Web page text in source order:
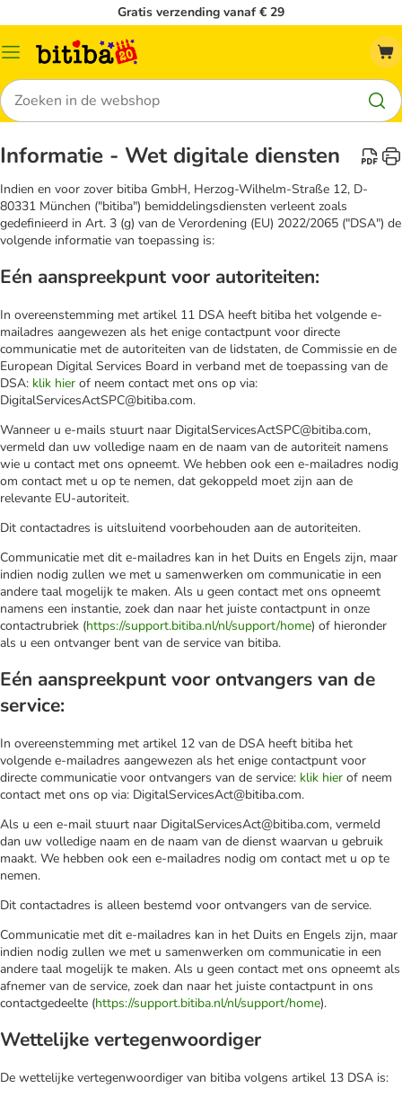
Gratis verzending vanaf € 29
Catalogusmenu
Zoeken
Informatie - Wet digitale diensten
Indien en voor zover bitiba GmbH, Herzog-Wilhelm-Straße 12, D-
80331 München ("bitiba") bemiddelingsdiensten verleent zoals
gedefinieerd in Art. 3 (g) van de Verordening (EU) 2022/2065 ("DSA") de
volgende informatie van toepassing is:
Eén aanspreekpunt voor autoriteiten:
In overeenstemming met artikel 11 DSA heeft bitiba het volgende e-
mailadres aangewezen als het enige contactpunt voor directe
communicatie met de autoriteiten van de lidstaten, de Commissie en de
European Digital Services Board in verband met de toepassing van de
DSA: klik hier of neem contact met ons op via:
DigitalServicesActSPC@bitiba.com.
Wanneer u e-mails stuurt naar DigitalServicesActSPC@bitiba.com,
vermeld dan uw volledige naam en de naam van de autoriteit namens
wie u contact met ons opneemt. We hebben ook een e-mailadres nodig
om contact met u op te nemen, dat gekoppeld moet zijn aan de
relevante EU-autoriteit.
Dit contactadres is uitsluitend voorbehouden aan de autoriteiten.
Communicatie met dit e-mailadres kan in het Duits en Engels zijn, maar
indien nodig zullen we met u samenwerken om communicatie in een
andere taal mogelijk te maken. Als u geen contact met ons opneemt
namens een instantie, zoek dan naar het juiste contactpunt in onze
contactrubriek (https://support.bitiba.nl/nl/support/home) of hieronder
als u een ontvanger bent van de service van bitiba.
Eén aanspreekpunt voor ontvangers van de
service:
In overeenstemming met artikel 12 van de DSA heeft bitiba het
volgende e-mailadres aangewezen als het enige contactpunt voor
directe communicatie voor ontvangers van de service: klik hier of neem
contact met ons op via: DigitalServicesAct@bitiba.com.
Als u een e-mail stuurt naar DigitalServicesAct@bitiba.com, vermeld
dan uw volledige naam en de naam van de dienst waarvan u gebruik
maakt. We hebben ook een e-mailadres nodig om contact met u op te
nemen.
Dit contactadres is alleen bestemd voor ontvangers van de service.
Communicatie met dit e-mailadres kan in het Duits en Engels zijn, maar
indien nodig zullen we met u samenwerken om communicatie in een
andere taal mogelijk te maken. Als u geen contact met ons opneemt als
afnemer van de service, zoek dan naar het juiste contactpunt in ons
contactgedeelte (https://support.bitiba.nl/nl/support/home).
Wettelijke vertegenwoordiger
De wettelijke vertegenwoordiger van bitiba volgens artikel 13 DSA is: